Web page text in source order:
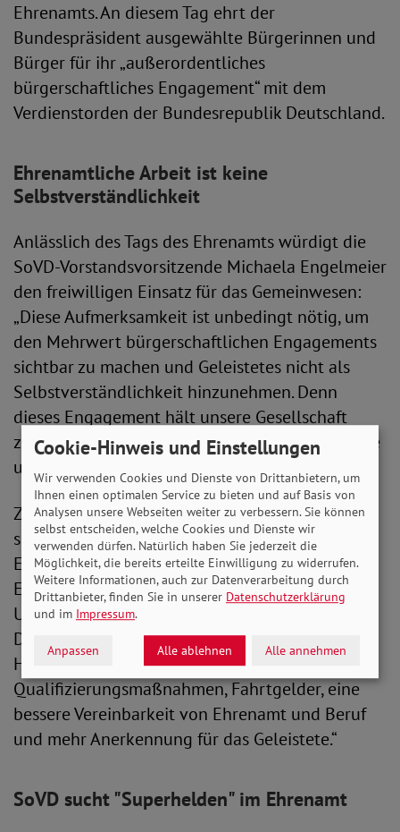
Ehrenamts. An diesem Tag ehrt der
Bundespräsident ausgewählte Bürgerinnen und
Bürger für ihr „außerordentliches
bürgerschaftliches Engagement“ mit dem
Verdienstorden der Bundesrepublik Deutschland.
Ehrenamtliche Arbeit ist keine
Selbstverständlichkeit
Anlässlich des Tags des Ehrenamts würdigt die
SoVD-Vorstandsvorsitzende Michaela Engelmeier
den freiwilligen Einsatz für das Gemeinwesen:
„Diese Aufmerksamkeit ist unbedingt nötig, um
den Mehrwert bürgerschaftlichen Engagements
sichtbar zu machen und Geleistetes nicht als
Selbstverständlichkeit hinzunehmen. Denn
dieses Engagement hält unsere Gesellschaft
zusammen - ohne ehrenamtlich Engagierte wäre
unsere Gesellschaft um vieles ärmer.“
Zugleich fordert sie, ihren Einsatz nicht als
selbstverständlich anzusehen und ehrenamtlich
Engagierten gute Strukturen zu bieten. „Das
Ehrenamt braucht allerdings auch selbst
Unterstützung und ermöglichende Strukturen.
Dazu gehören auch eine Unfall- und
Haftpflichtversicherung,
Qualifizierungsmaßnahmen, Fahrtgelder, eine
bessere Vereinbarkeit von Ehrenamt und Beruf
und mehr Anerkennung für das Geleistete.“
SoVD sucht "Superhelden" im Ehrenamt
Cookie-Hinweis und Einstellungen
Wir verwenden Cookies und Dienste von Drittanbietern, um
Ihnen einen optimalen Service zu bieten und auf Basis von
Analysen unsere Webseiten weiter zu verbessern. Sie können
selbst entscheiden, welche Cookies und Dienste wir
verwenden dürfen. Natürlich haben Sie jederzeit die
Möglichkeit, die bereits erteilte Einwilligung zu widerrufen.
Weitere Informationen, auch zur Datenverarbeitung durch
Drittanbieter, finden Sie in unserer Datenschutzerklärung
und im Impressum.
Anpassen Alle ablehnen Alle annehmen